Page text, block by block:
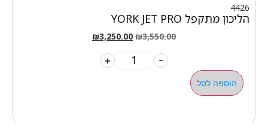
4426
הליכון מתקפל YORK JET PRO
₪3,550.00
₪3,250.00
-
+
הוספה לסל